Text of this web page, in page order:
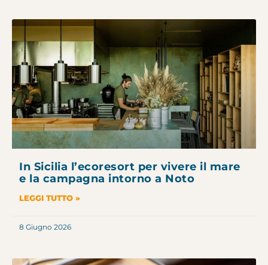
In Sicilia l’ecoresort per vivere il mare
e la campagna intorno a Noto
LEGGI TUTTO »
8 Giugno 2026